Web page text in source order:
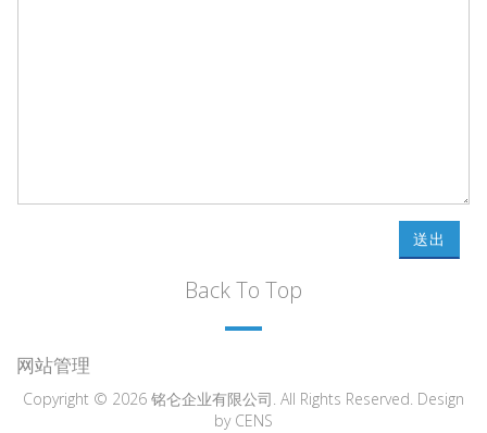
送出
Back To Top
网站管理
Copyright © 2026 铭仑企业有限公司. All Rights Reserved. Design
by CENS